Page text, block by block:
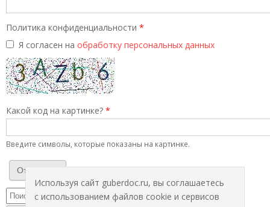
Политика конфиденциальности *
Я согласен на обработку персональных данных
Какой код на картинке? *
Введите символы, которые показаны на картинке.
Используя сайт guberdoc.ru, вы соглашаетесь
с использованием файлов cookie и сервисов